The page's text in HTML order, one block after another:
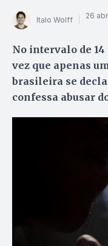
Italo Wolff 26
No intervalo de
vez que apenas
brasileira se
confessa abusar